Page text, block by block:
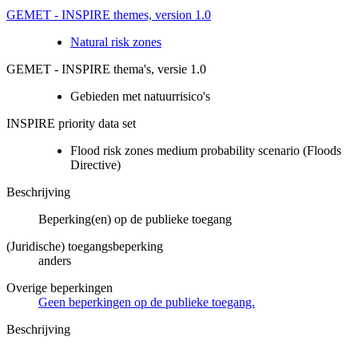
GEMET - INSPIRE themes, version 1.0
Natural risk zones
GEMET - INSPIRE thema's, versie 1.0
Gebieden met natuurrisico's
INSPIRE priority data set
Flood risk zones medium probability scenario (Floods
Directive)
Beschrijving
Beperking(en) op de publieke toegang
(Juridische) toegangsbeperking
anders
Overige beperkingen
Geen beperkingen op de publieke toegang.
Beschrijving